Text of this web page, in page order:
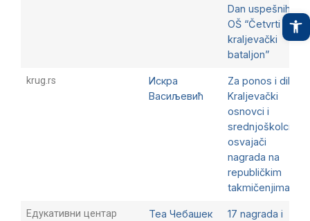
Dan uspešnih u
OŠ “Četvrti
kraljevački
bataljon”
krug.rs
Искра
Васиљевић
Za ponos i diku:
Kraljevački
osnovci i
srednjoškolci –
osvajači
nagrada na
republičkim
takmičenjima
Едукативни центар
Теа Чебашек
17 nagrada i